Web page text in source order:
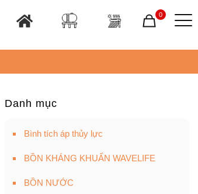
0
Danh mục
Bình tích áp thủy lực
BỒN KHÁNG KHUẨN WAVELIFE
BỒN NƯỚC